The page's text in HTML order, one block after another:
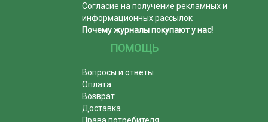
Согласие на получение рекламных и
информационных рассылок
Почему журналы покупают у нас!
ПОМОЩЬ
Вопросы и ответы
Оплата
Возврат
Доставка
Права потребителя